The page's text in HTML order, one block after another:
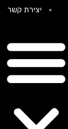
יצירת קשר